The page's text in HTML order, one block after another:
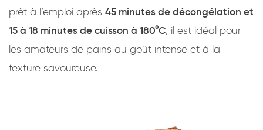
prêt à l’emploi après 45 minutes de décongélation et
15 à 18 minutes de cuisson à 180°C, il est idéal pour
les amateurs de pains au goût intense et à la
texture savoureuse.